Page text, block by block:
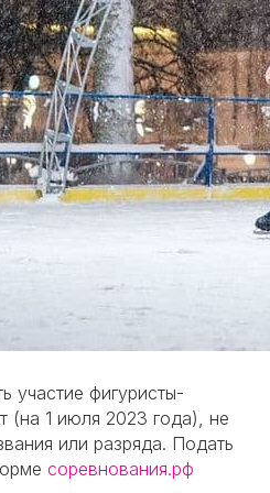
участие фигуристы-
(на 1 июля 2023 года), не
или разряда. Подать
соревнования.рф